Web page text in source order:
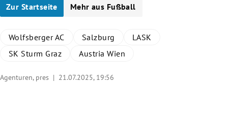
Zur Startseite Mehr aus Fußball
Wolfsberger AC Salzburg
LASK
SK Sturm Graz
Austria Wien
Agenturen, pres | 21.07.2025, 19:56